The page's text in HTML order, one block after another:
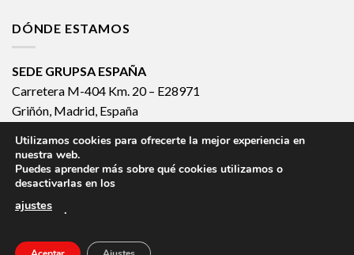
DÓNDE ESTAMOS
SEDE GRUPSA ESPAÑA
Carretera M-404 Km. 20 – E28971
Griñón, Madrid, España
Internacional +34 918 140 502
CLEAN SYSTEM
Utilizamos cookies para ofrecerte la mejor experiencia en
nuestra web.
Puedes aprender más sobre qué cookies utilizamos o
desactivarlas en los
ajustes .